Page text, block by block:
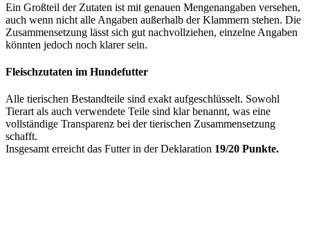
Ein Großteil der Zutaten ist mit genauen Mengenangaben versehen,
auch wenn nicht alle Angaben außerhalb der Klammern stehen. Die
Zusammensetzung lässt sich gut nachvollziehen, einzelne Angaben
könnten jedoch noch klarer sein.
Fleischzutaten im Hundefutter
Alle tierischen Bestandteile sind exakt aufgeschlüsselt. Sowohl
Tierart als auch verwendete Teile sind klar benannt, was eine
vollständige Transparenz bei der tierischen Zusammensetzung
schafft.
Insgesamt erreicht das Futter in der Deklaration 19/20 Punkte.